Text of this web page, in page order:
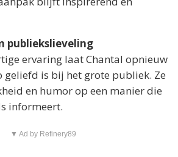
publiekslieveling
ervaring laat Chantal opnieuw
geliefd is bij het grote publiek. Ze
en humor op een manier die
informeert.
▼ Ad by Refinery89